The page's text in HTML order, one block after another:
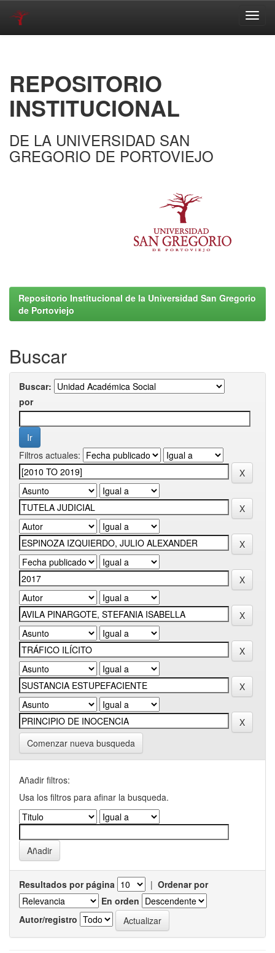
REPOSITORIO
INSTITUCIONAL
DE LA UNIVERSIDAD SAN
GREGORIO DE PORTOVIEJO
Repositorio Institucional de la Universidad San Gregorio
de Portoviejo
Buscar
Buscar:
por
Filtros actuales:
Comenzar nueva busqueda
Añadir filtros:
Usa los filtros para afinar la busqueda.
Resultados por página | Ordenar por
En orden
Autor/registro